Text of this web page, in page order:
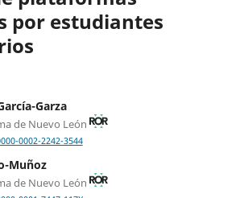
por estudiantes
Garza
de Nuevo León
0002-2242-3544
Muñoz
de Nuevo León